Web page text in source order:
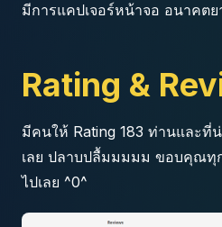
มีการแคปเจอร์หน้าจอ อนาคต
Rating &
มีคนให้ Rating 183 ท่านและที่
เลย ปลาบปลื้มมมมม ขอบคุณทุ
ไปเลย ^0^